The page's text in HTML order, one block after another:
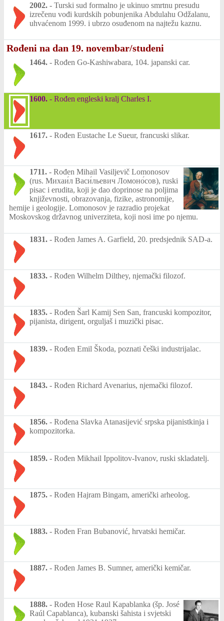
2002. - Turski sud formalno je ukinuo smrtnu presudu
izrečenu vođi kurdskih pobunjenika Abdulahu Odžalanu,
uhvaćenom 1999. i ubrzo osuđenom na najtežu kaznu.
Rođeni na dan 19. novembar/studeni
1464. - Rođen Go-Kashiwabara, 104. japanski car.
1600. - Rođen engleski kralj Charles I.
1617. - Rođen Eustache Le Sueur, francuski slikar.
1711. - Rođen Mihail Vasiljevič Lomonosov
(rus. Михаи́л Васи́льевич Ломоно́сов), ruski
pisac i erudita, koji je dao doprinose na poljima
književnosti, obrazovanja, fizike, astronomije,
hemije i geologije. Lomonosov je razradio projekat
Moskovskog državnog univerziteta, koji nosi ime po njemu.
1831. - Rođen James A. Garfield, 20. predsjednik SAD-a.
1833. - Rođen Wilhelm Dilthey, njemački filozof.
1835. - Rođen Šarl Kamij Sen San, francuski kompozitor,
pijanista, dirigent, orguljaš i muzički pisac.
1839. - Rođen Emil Škoda, poznati češki industrijalac.
1843. - Rođen Richard Avenarius, njemački filozof.
1856. - Rođena Slavka Atanasijević srpska pijanistkinja i
kompozitorka.
1859. - Rođen Mikhail Ippolitov-Ivanov, ruski skladatelj.
1875. - Rođen Hajram Bingam, američki arheolog.
1883. - Rođen Fran Bubanović, hrvatski hemičar.
1887. - Rođen James B. Sumner, američki kemičar.
1888. - Rođen Hose Raul Kapablanka (šp. José
Raúl Capablanca), kubanski šahista i svjetski